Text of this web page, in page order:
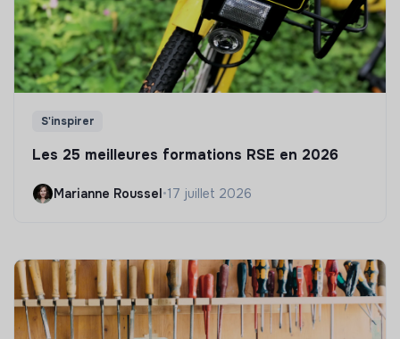
S'inspirer
Les 25 meilleures formations RSE en 2026
Marianne Roussel•17 juillet 2026